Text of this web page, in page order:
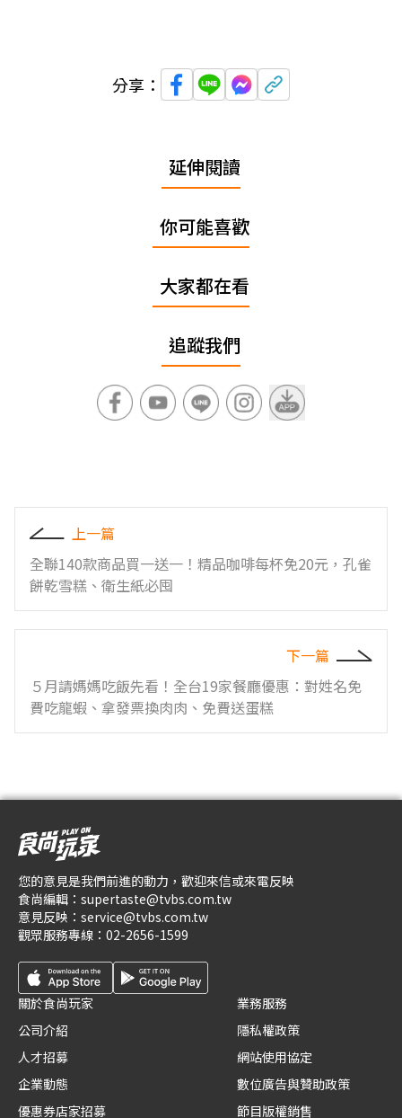
分享：
延伸閱讀
你可能喜歡
大家都在看
追蹤我們
上一篇
全聯140款商品買一送一！精品咖啡每杯免20元，孔雀
餅乾雪糕、衛生紙必囤
下一篇
５月請媽媽吃飯先看！全台19家餐廳優惠：對姓名免
費吃龍蝦、拿發票換肉肉、免費送蛋糕
您的意見是我們前進的動力，歡迎來信或來電反映
食尚編輯： supertaste@tvbs.com.tw
意見反映： service@tvbs.com.tw
觀眾服務專線： 02-2656-1599
關於食尚玩家
公司介紹
人才招募
企業動態
優惠券店家招募
業務服務
隱私權政策
網站使用協定
數位廣告與贊助政策
節目版權銷售